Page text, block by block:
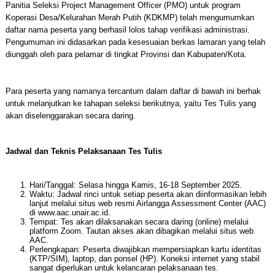
Panitia Seleksi Project Management Officer (PMO) untuk program
Koperasi Desa/Kelurahan Merah Putih (KDKMP) telah mengumumkan
daftar nama peserta yang berhasil lolos tahap verifikasi administrasi.
Pengumuman ini didasarkan pada kesesuaian berkas lamaran yang telah
diunggah oleh para pelamar di tingkat Provinsi dan Kabupaten/Kota.
Para peserta yang namanya tercantum dalam daftar di bawah ini berhak
untuk melanjutkan ke tahapan seleksi berikutnya, yaitu Tes Tulis yang
akan diselenggarakan secara daring.
Jadwal dan Teknis Pelaksanaan Tes Tulis
Hari/Tanggal: Selasa hingga Kamis, 16-18 September 2025.
Waktu: Jadwal rinci untuk setiap peserta akan diinformasikan lebih
lanjut melalui situs web resmi Airlangga Assessment Center (AAC)
di www.aac.unair.ac.id.
Tempat: Tes akan dilaksanakan secara daring (online) melalui
platform Zoom. Tautan akses akan dibagikan melalui situs web
AAC.
Perlengkapan: Peserta diwajibkan mempersiapkan kartu identitas
(KTP/SIM), laptop, dan ponsel (HP). Koneksi internet yang stabil
sangat diperlukan untuk kelancaran pelaksanaan tes.